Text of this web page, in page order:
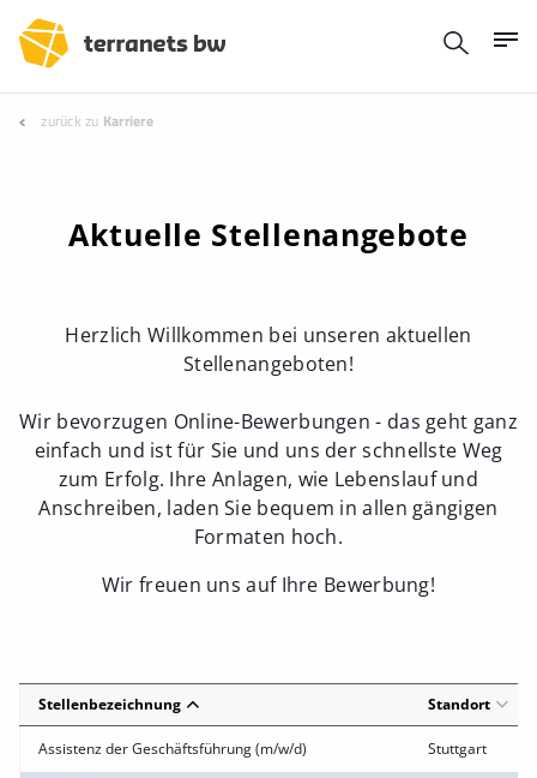
zurück zu Karriere
Aktuelle Stellenangebote
Herzlich Willkommen bei unseren aktuellen
Stellenangeboten!
Wir bevorzugen Online-Bewerbungen - das geht ganz
einfach und ist für Sie und uns der schnellste Weg
zum Erfolg. Ihre Anlagen, wie Lebenslauf und
Anschreiben, laden Sie bequem in allen gängigen
Formaten hoch.
Wir freuen uns auf Ihre Bewerbung!
Stellenbezeichnung Standort
Assistenz der Geschäftsführung (m/w/d) Stuttgart